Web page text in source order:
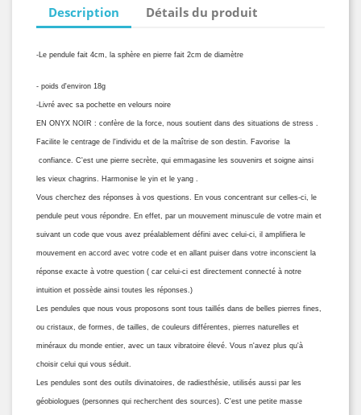
Description Détails du produit
-Le pendule fait 4cm, la sphère en pierre fait 2cm de diamètre
- poids d'environ 18g
-Livré avec sa pochette en velours noire
EN ONYX NOIR : confère de la force, nous soutient dans des situations de stress .
Facilite le centrage de l'individu et de la maîtrise de son destin. Favorise la
confiance. C'est une pierre secrète, qui emmagasine les souvenirs et soigne ainsi
les vieux chagrins. Harmonise le yin et le yang .
Vous cherchez des réponses à vos questions. En vous concentrant sur celles-ci, le
pendule peut vous répondre. En effet, par un mouvement minuscule de votre main et
suivant un code que vous avez préalablement défini avec celui-ci, il amplifiera le
mouvement en accord avec votre code et en allant puiser dans votre inconscient la
réponse exacte à votre question ( car celui-ci est directement connecté à notre
intuition et possède ainsi toutes les réponses.)
Les pendules que nous vous proposons sont tous taillés dans de belles pierres fines,
ou cristaux, de formes, de tailles, de couleurs différentes, pierres naturelles et
minéraux du monde entier, avec un taux vibratoire élevé. Vous n'avez plus qu'à
choisir celui qui vous séduit.
Les pendules sont des outils divinatoires, de radiesthésie, utilisés aussi par les
géobiologues (personnes qui recherchent des sources). C'est une petite masse